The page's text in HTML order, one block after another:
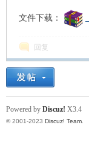
文件下载：
回复
Powered by Discuz! X3.4
© 2001-2023 Discuz! Team